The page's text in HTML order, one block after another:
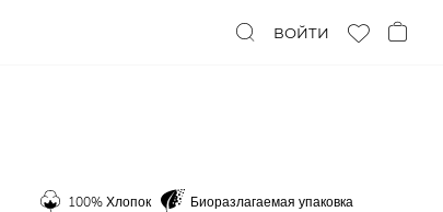
ВОЙТИ
100% Хлопок
Биоразлагаемая упаковка